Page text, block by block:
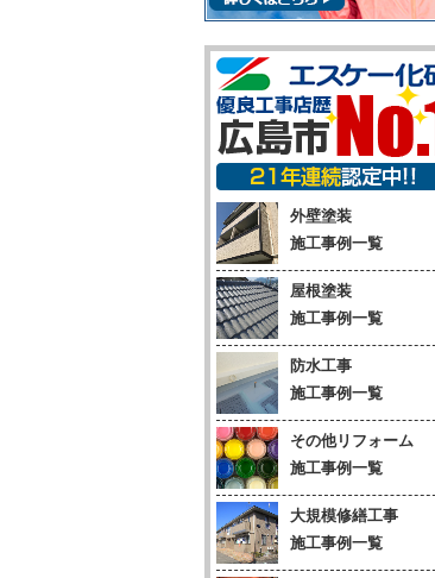
外壁塗装
施工事例一覧
屋根塗装
施工事例一覧
防水工事
施工事例一覧
その他リフォーム
施工事例一覧
大規模修繕工事
施工事例一覧